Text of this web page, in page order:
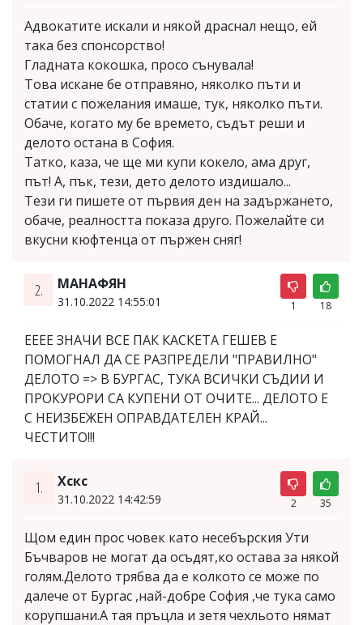
Адвокатите искали и някой драснал нещо, ей
така без спонсорство!
Гладната кокошка, просо сънувала!
Това искане бе отправяно, няколко пъти и
статии с пожелания имаше, тук, няколко пъти.
Обаче, когато му бе времето, съдът реши и
делото остана в София.
Татко, каза, че ще ми купи кокело, ама друг,
път! А, пък, тези, дето делото издишало...
Тези ги пишете от първия ден на задържането,
обаче, реалността показа друго. Пожелайте си
вкусни кюфтенца от пържен сняг!
2. МАНАФЯН
31.10.2022 14:55:01 1 18
ЕЕЕЕ ЗНАЧИ ВСЕ ПАК КАСКЕТА ГЕШЕВ Е
ПОМОГНАЛ ДА СЕ РАЗПРЕДЕЛИ "ПРАВИЛНО"
ДЕЛОТО => В БУРГАС, ТУКА ВСИЧКИ СЪДИИ И
ПРОКУРОРИ СА КУПЕНИ ОТ ОЧИТЕ... ДЕЛОТО Е
С НЕИЗБЕЖЕН ОПРАВДАТЕЛЕН КРАЙ...
ЧЕСТИТО!!!
1. Хскс
31.10.2022 14:42:59 2 35
Щом един прос човек като несебърския Ути
Бъчваров не могат да осъдят,ко остава за някой
голям.Делото трябва да е колкото се може по
далече от Бургас ,най-добре София ,че тука само
корупшани.А тая пръцла и зетя чехльото нямат